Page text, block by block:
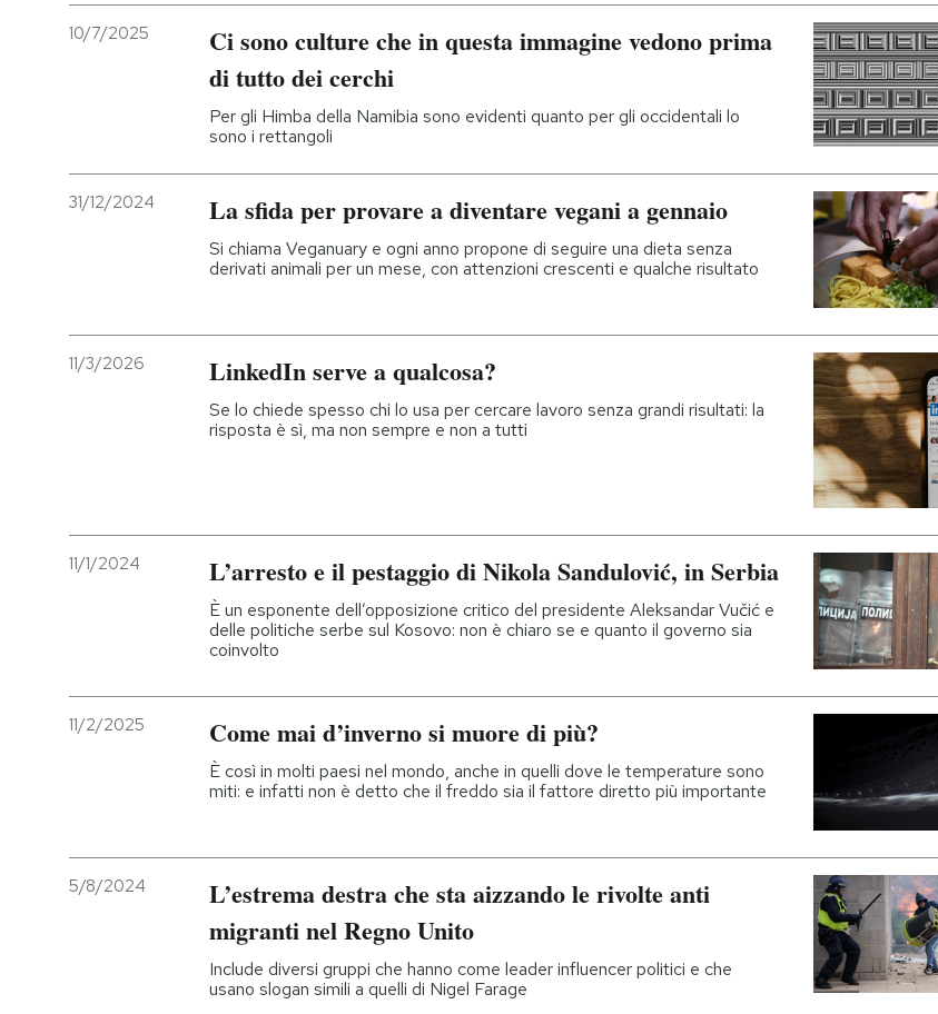
10/7/2025
Ci sono culture che in questa immagine vedono prima
di tutto dei cerchi
Per gli Himba della Namibia sono evidenti quanto per gli occidentali lo
sono i rettangoli
31/12/2024 La sfida per provare a diventare vegani a gennaio
Si chiama Veganuary e ogni anno propone di seguire una dieta senza
derivati animali per un mese, con attenzioni crescenti e qualche risultato
11/3/2026 LinkedIn serve a qualcosa?
Se lo chiede spesso chi lo usa per cercare lavoro senza grandi risultati: la
risposta è sì, ma non sempre e non a tutti
11/1/2024 L’arresto e il pestaggio di Nikola Sandulović, in Serbia
È un esponente dell’opposizione critico del presidente Aleksandar Vučić e
delle politiche serbe sul Kosovo: non è chiaro se e quanto il governo sia
coinvolto
11/2/2025 Come mai d’inverno si muore di più?
È così in molti paesi nel mondo, anche in quelli dove le temperature sono
miti: e infatti non è detto che il freddo sia il fattore diretto più importante
5/8/2024
L’estrema destra che sta aizzando le rivolte anti
migranti nel Regno Unito
Include diversi gruppi che hanno come leader influencer politici e che
usano slogan simili a quelli di Nigel Farage